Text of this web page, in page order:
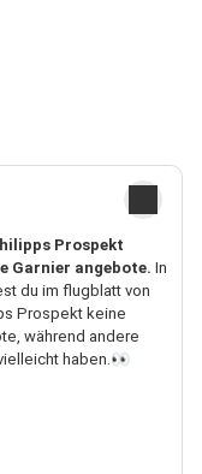
Prospekt
Garnier angebote. In
du im flugblatt von
Prospekt keine
während andere
haben.👀